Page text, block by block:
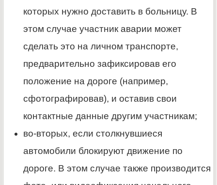
которых нужно доставить в больницу. В
этом случае участник аварии может
сделать это на личном транспорте,
предварительно зафиксировав его
положение на дороге (например,
сфотографировав), и оставив свои
контактные данные другим участникам;
во-вторых, если столкнувшиеся
автомобили блокируют движение по
дороге. В этом случае также производится